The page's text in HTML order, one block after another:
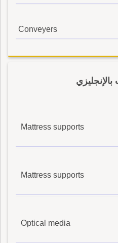
Conveyers
Mattress supports
Mattress supports
Optical media